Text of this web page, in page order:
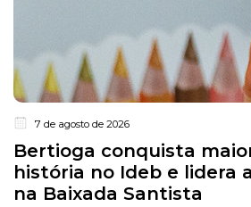
7 de agosto de 2026
Bertioga conquista
história no Ideb e lidera
na Baixada Santista